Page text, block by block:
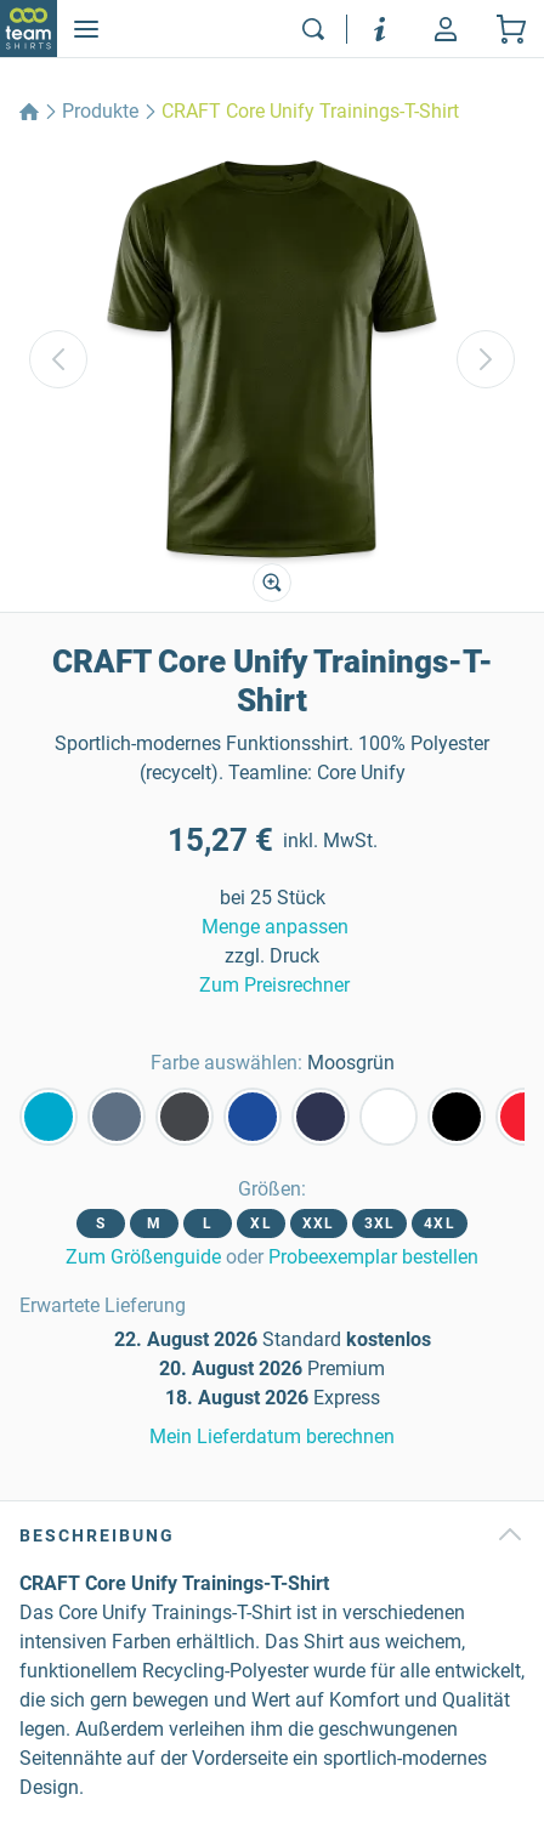
Produkte CRAFT Core Unify Trainings-T-Shirt
CRAFT Core Unify Trainings-T-
Shirt
Sportlich-modernes Funktionsshirt. 100% Polyester
(recycelt). Teamline: Core Unify
15,27 € inkl. MwSt.
bei 25 Stück
Menge anpassen
zzgl. Druck
Zum Preisrechner
Farbe auswählen: Moosgrün
Größen:
S M L XL XXL 3XL 4XL
Zum Größenguide oder Probeexemplar bestellen
Erwartete Lieferung
22. August 2026 Standard kostenlos
20. August 2026 Premium
18. August 2026 Express
Mein Lieferdatum berechnen
BESCHREIBUNG
CRAFT Core Unify Trainings-T-Shirt
Das Core Unify Trainings-T-Shirt ist in verschiedenen
intensiven Farben erhältlich. Das Shirt aus weichem,
funktionellem Recycling-Polyester wurde für alle entwickelt,
die sich gern bewegen und Wert auf Komfort und Qualität
legen. Außerdem verleihen ihm die geschwungenen
Seitennähte auf der Vorderseite ein sportlich-modernes
Design.